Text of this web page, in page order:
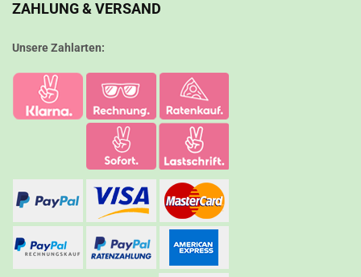
ZAHLUNG & VERSAND
Unsere Zahlarten: